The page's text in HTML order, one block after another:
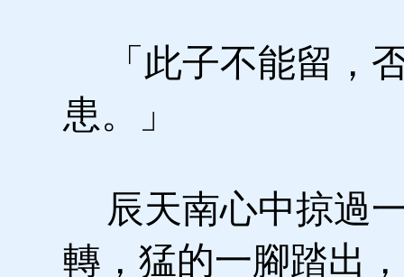
「此子不能留，
患。」
辰天南心中掠過
轉，猛的一腳踏出